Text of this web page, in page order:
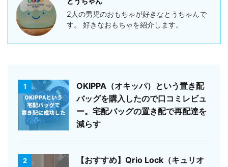
2人の男児のおもちゃが好きなとうちゃんで
す。 好きなおもちゃを紹介します。
1
OKIPPA（オキッパ）という置き配
バッグを購入したので口コミレビュ
ー。宅配バッグの置き配で再配達を
減らす
2
【おすすめ】Qrio Lock（キュリオ